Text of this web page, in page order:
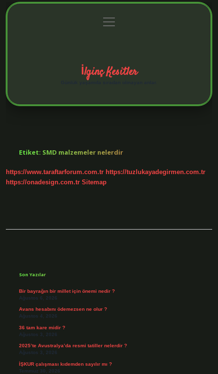
Gizlilik Politikası
menüyü
aç
İlginç Kesitler
Etiket: SMD malzemeler nelerdir
https://www.taraftarforum.com.tr https://tuzlukayadegirmen.com.tr
https://onadesign.com.tr Sitemap
Son Yazılar
Bir bayrağın bir millet için önemi nedir ?
Ağustos 6, 2026
Avans hesabını ödemezsen ne olur ?
Ağustos 4, 2026
36 tam kare midir ?
Ağustos 3, 2026
2025’te Avustralya’da resmi tatiller nelerdir ?
Ağustos 3, 2026
İŞKUR çalışması kıdemden sayılır mı ?
Temmuz 30, 2026